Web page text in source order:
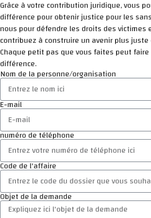
Grâce à votre contribution juridique, vous
différence pour obtenir justice pour les
nous pour défendre les droits des
contribuez à construire un avenir plus
Chaque petit pas que vous faites peut
différence.
Nom de la personne/organisation
E-mail
numéro de téléphone
Code de l'affaire
Objet de la demande